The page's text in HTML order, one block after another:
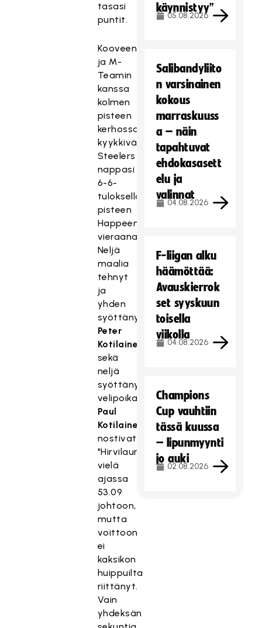
tasasi
puntit.
Kooveen
ja M-
Teamin
kanssa
kolmen
pisteen
kerhossa
kyykkivä
Steelers
nappasi
6-6-
tuloksella
pisteen
Happeen
vieraana.
Neljä
maalia
tehnyt
ja
yhden
syöttänyt
Peter
Kotilainen
kuvassa)
sekä
neljä
syöttänyt
velipoika
Paul
Kotilainen
nostivat
"Hirvilauman"
vielä
ajassa
53.09
johtoon,
mutta
voittoon
ei
kaksikon
huippuilta
riittänyt.
Vain
yhdeksän
käynnistyy”
05.08.2026
Salibandyliito
n varsinainen
kokous
marraskuuss
a – näin
tapahtuvat
ehdokasasett
elu ja
valinnat
04.08.2026
F-liigan alku
häämöttää:
Avauskierrok
set syyskuun
toisella
viikolla
04.08.2026
Champions
Cup vauhtiin
tässä kuussa
– lipunmyynti
jo auki
02.08.2026